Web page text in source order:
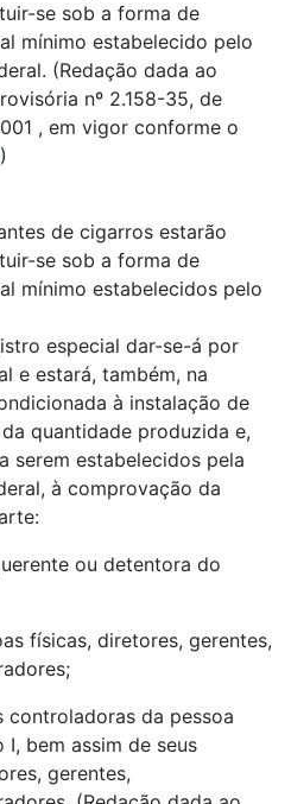
se sob a forma de
mínimo estabelecido pelo
(Redação dada ao
nº 2.158-35, de
, em vigor conforme o
de cigarros estarão
se sob a forma de
mínimo estabelecidos pelo
especial dar-se-á por
e estará, também, na
à instalação de
quantidade produzida e,
serem estabelecidos pela
à comprovação da
ou detentora do
físicas, diretores, gerentes,
controladoras da pessoa
bem assim de seus
gerentes,